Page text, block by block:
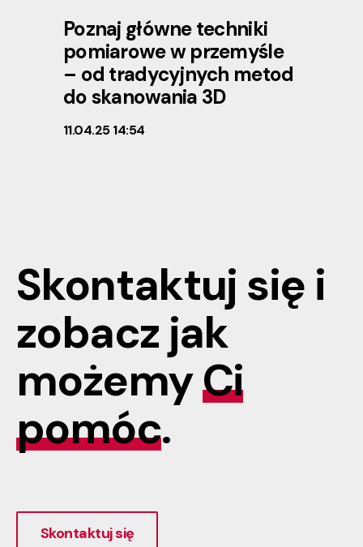
Poznaj główne techniki
pomiarowe w przemyśle
– od tradycyjnych metod
do skanowania 3D
11.04.25 14:54
Skontaktuj się i
zobacz jak
możemyCi
pomóc.
Skontaktuj się